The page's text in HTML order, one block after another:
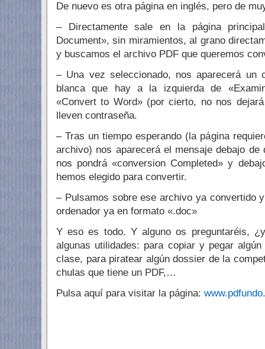
De nuevo es otra página en inglés, pero de
– Directamente sale en la página
Document», sin miramientos, al grano
y buscamos el archivo PDF que queremos
– Una vez seleccionado, nos aparecerá un
blanca que hay a la izquierda de
«Convert to Word» (por cierto, no nos
lleven contraseña.
– Tras un tiempo esperando (la página
archivo) nos aparecerá el mensaje debajo de
nos pondrá «conversion Completed» y
hemos elegido para convertir.
– Pulsamos sobre ese archivo ya convertido
ordenador ya en formato «.doc»
Y eso es todo. Y alguno os preguntaréis,
algunas utilidades: para copiar y pegar
clase, para piratear algún dossier de la
chulas que tiene un PDF,…
Pulsa aquí para visitar la página: